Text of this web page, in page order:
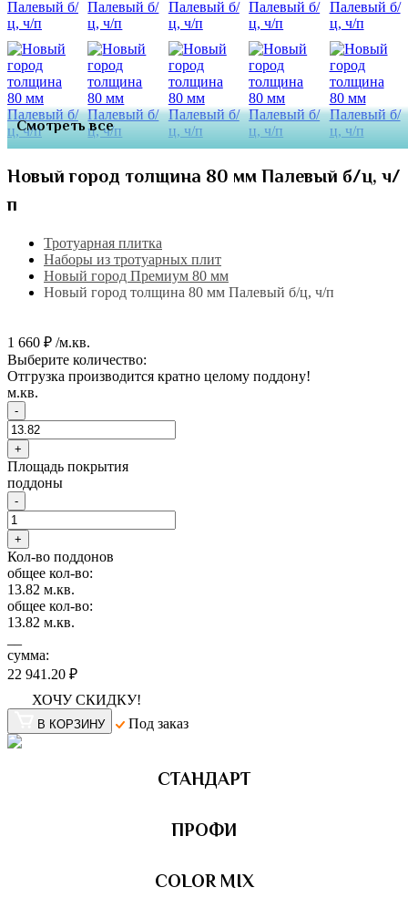
Смотреть все
Новый город толщина 80 мм Палевый б/ц, ч/
п
Тротуарная плитка
Наборы из тротуарных плит
Новый город Премиум 80 мм
Новый город толщина 80 мм Палевый б/ц, ч/п
1 660 ₽ /м.кв.
Выберите количество:
Отгрузка производится кратно целому поддону!
м.кв.
-
+
Площадь покрытия
поддоны
-
+
Кол-во поддонов
общее кол-во:
13.82 м.кв.
общее кол-во:
13.82 м.кв.
сумма:
22 941.20 ₽
ХОЧУ СКИДКУ!
В КОРЗИНУ Под заказ
СТАНДАРТ
ПРОФИ
COLOR MIX